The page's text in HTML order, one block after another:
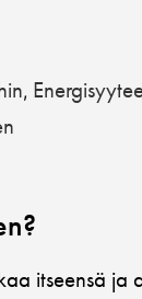
,
itseensä ja